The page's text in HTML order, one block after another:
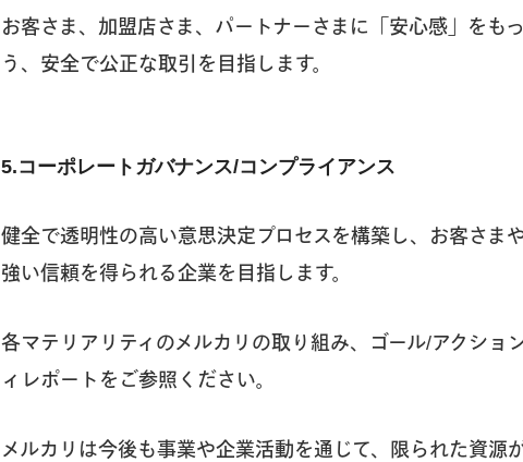
お客さま、加盟店さま、パートナーさまに「安心感」をも
う、安全で公正な取引を目指します。
5.コーポレートガバナンス/コンプライアンス
健全で透明性の高い意思決定プロセスを構築し、お客さま
強い信頼を得られる企業を目指します。
各マテリアリティのメルカリの取り組み、ゴール/アクショ
ィレポートをご参照ください。
メルカリは今後も事業や企業活動を通じて、限られた資源